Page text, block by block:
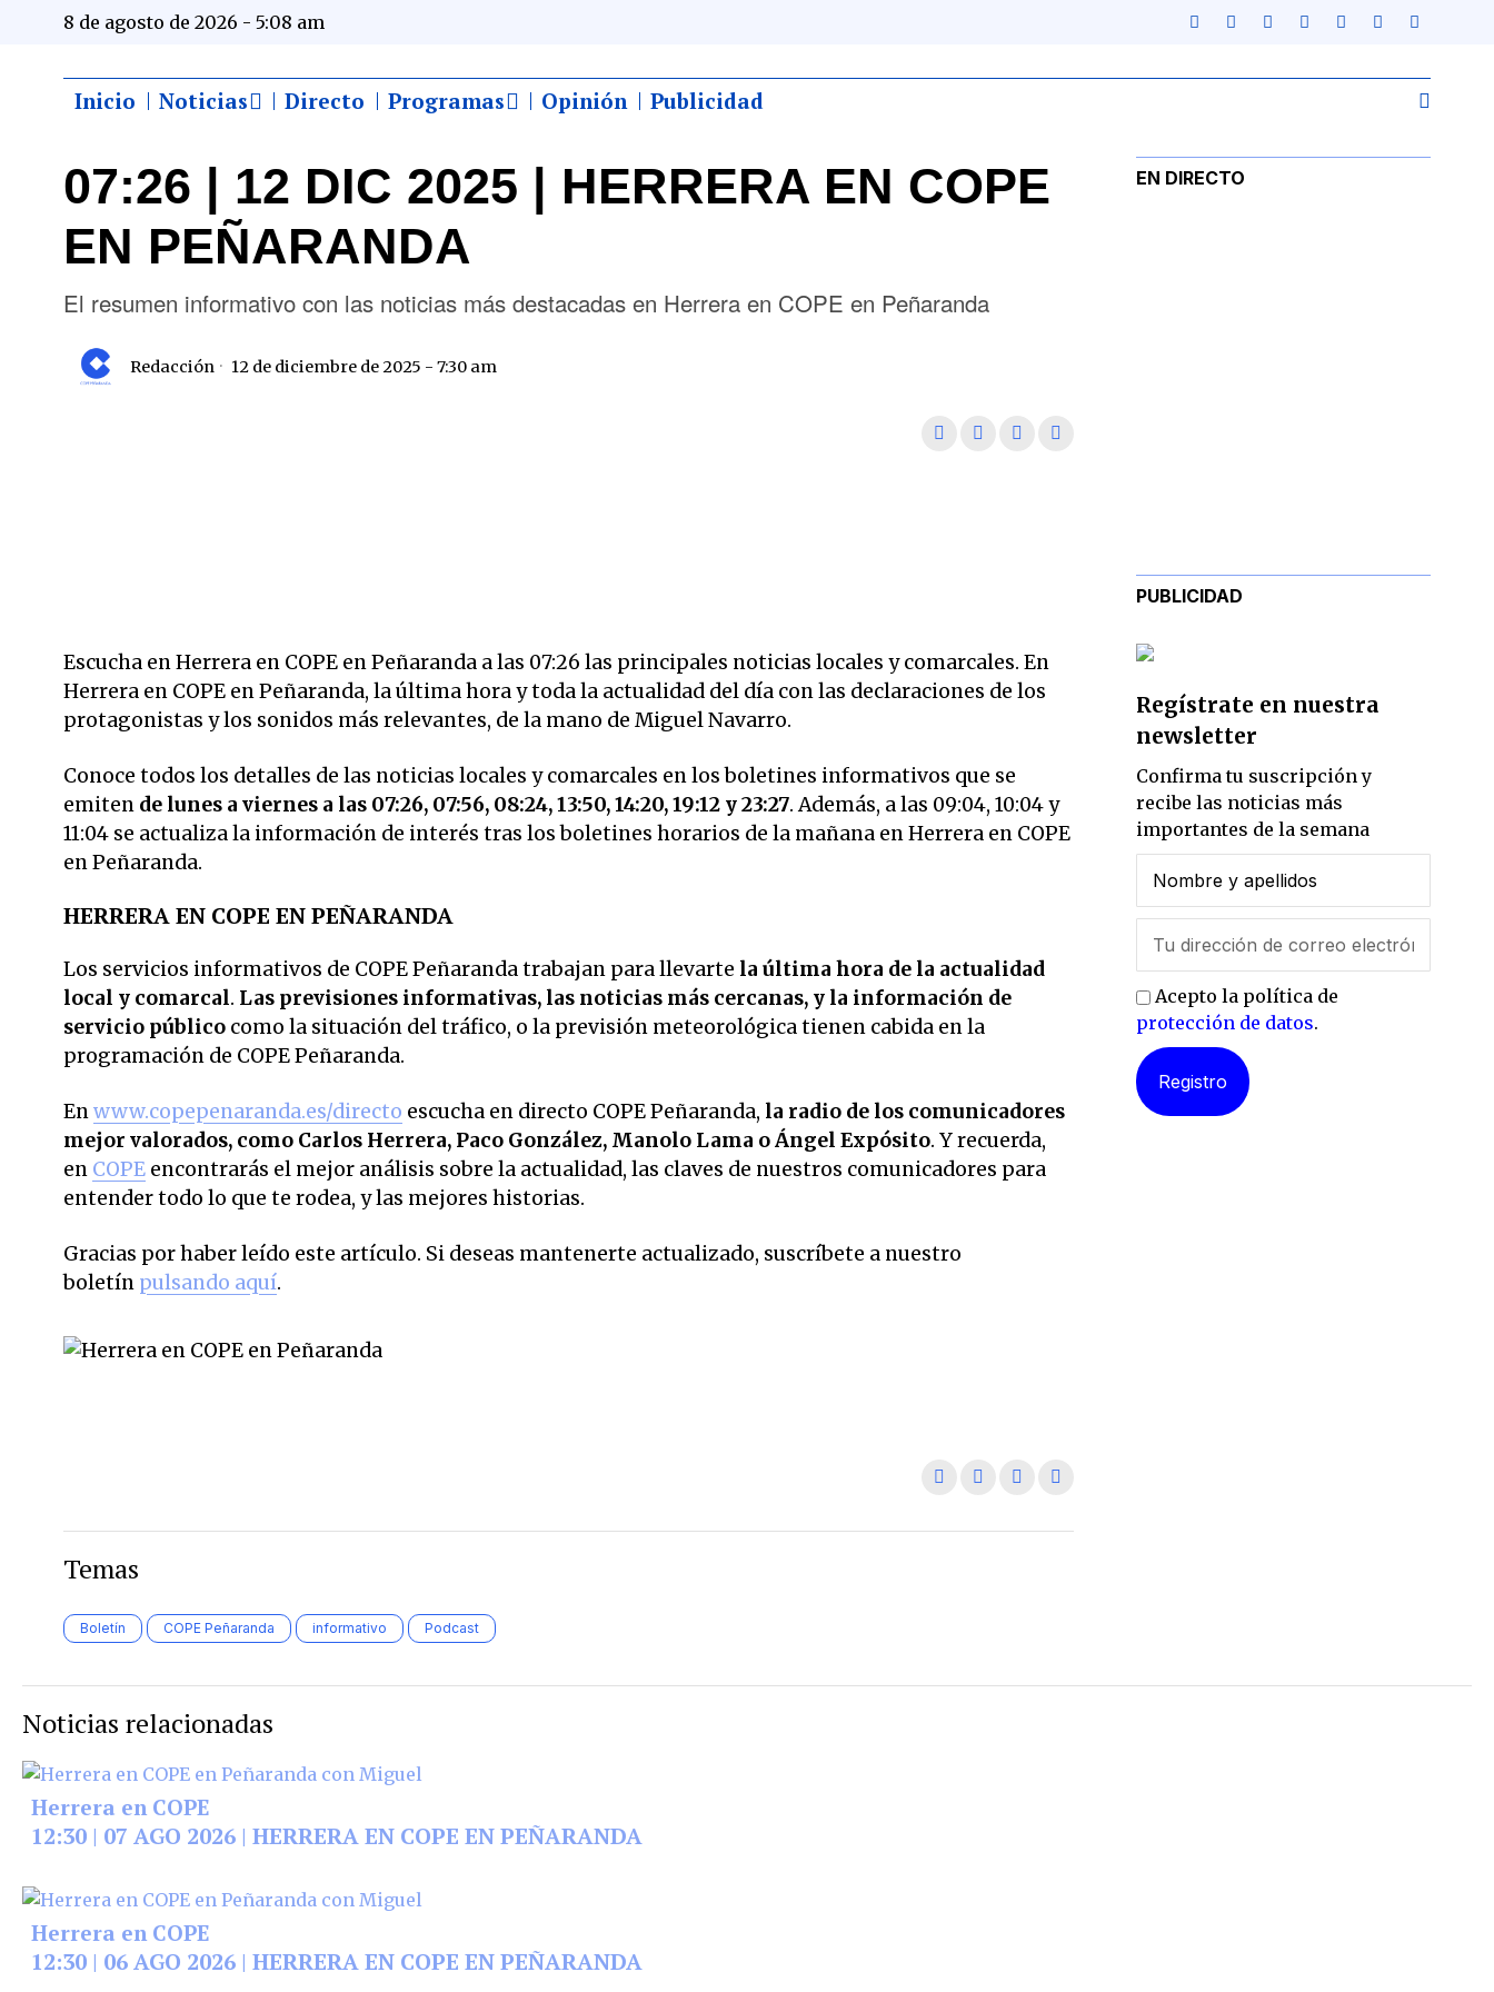
8 de agosto de 2026 - 5:08 am
Inicio Noticias Directo Programas Opinión Publicidad
07:26 | 12 DIC 2025 | HERRERA EN COPE
EN PEÑARANDA
El resumen informativo con las noticias más destacadas en Herrera en COPE en Peñaranda
Redacción 12 de diciembre de 2025 - 7:30 am
Escucha en Herrera en COPE en Peñaranda a las 07:26 las principales noticias locales y comarcales. En
Herrera en COPE en Peñaranda, la última hora y toda la actualidad del día con las declaraciones de los
protagonistas y los sonidos más relevantes, de la mano de Miguel Navarro.
Conoce todos los detalles de las noticias locales y comarcales en los boletines informativos que se
emiten de lunes a viernes a las 07:26, 07:56, 08:24, 13:50, 14:20, 19:12 y 23:27. Además, a las 09:04, 10:04 y
11:04 se actualiza la información de interés tras los boletines horarios de la mañana en Herrera en COPE
en Peñaranda.
HERRERA EN COPE EN PEÑARANDA
Los servicios informativos de COPE Peñaranda trabajan para llevarte la última hora de la actualidad
local y comarcal. Las previsiones informativas, las noticias más cercanas, y la información de
servicio público como la situación del tráfico, o la previsión meteorológica tienen cabida en la
programación de COPE Peñaranda.
Enwww.copepenaranda.es/directo escucha en directo COPE Peñaranda, la radio de los comunicadores
mejor valorados, como Carlos Herrera, Paco González, Manolo Lama o Ángel Expósito. Y recuerda,
en COPE encontrarás el mejor análisis sobre la actualidad, las claves de nuestros comunicadores para
entender todo lo que te rodea, y las mejores historias.
Gracias por haber leído este artículo. Si deseas mantenerte actualizado, suscríbete a nuestro
boletín pulsando aquí.
Temas
Boletín COPE Peñaranda informativo Podcast
EN DIRECTO
PUBLICIDAD
Regístrate en nuestra
newsletter
Confirma tu suscripción y
recibe las noticias más
importantes de la semana
Acepto la política de
protección de datos.
Noticias relacionadas
Herrera en COPE
12:30 | 07 AGO 2026 | HERRERA EN COPE EN PEÑARANDA
Herrera en COPE
12:30 | 06 AGO 2026 | HERRERA EN COPE EN PEÑARANDA